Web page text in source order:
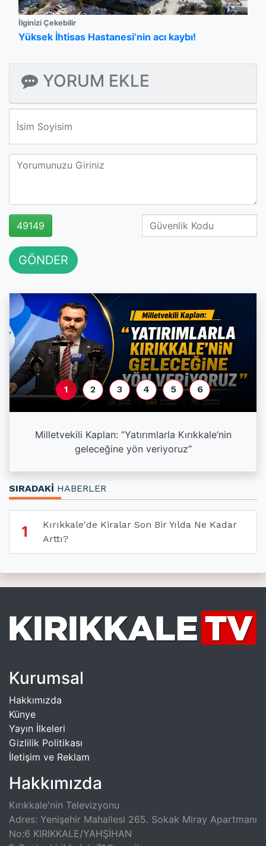
İlginizi Çekebilir
Yüksek İhtisas Hastanesi’nin acı kaybı!
YORUM EKLE
49149
GÖNDER
Milletvekili Kaplan: “Yatırımlarla Kırıkkale’nin
geleceğine yön veriyoruz”
1 2 3 4 5 6
SIRADAKİ HABERLER
1
Kırıkkale'de Kiralar Son Bir Yılda Ne Kadar
Arttı?
Kurumsal
Hakkımızda
Künye
Yayın İlkeleri
Gizlilik Politikası
İletişim ve Reklam
Hakkımızda
Kırıkkale'nin Televizyonu
Adres: Yenişehir Mahallesi 265. Sokak Miray Apartmanı
No:6 KIRIKKALE/YAHŞİHAN